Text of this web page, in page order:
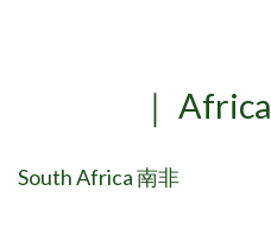
｜
South Africa 南非